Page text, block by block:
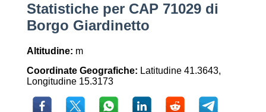
Statistiche per CAP 71029 di
Borgo Giardinetto
Altitudine: m
Coordinate Geografiche: Latitudine 41.3643,
Longitudine 15.3173